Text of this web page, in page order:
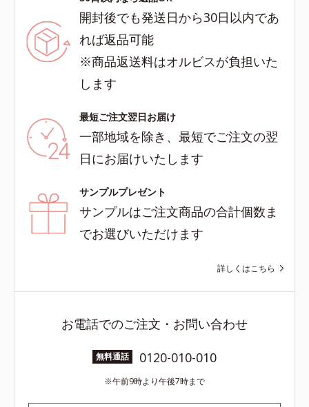
開封後でも発送日から30日以内であ
れば返品可能
※商品返送料はオルビスが負担いた
します
最短ご注文翌日お届け
一部地域を除き、最短でご注文の翌
日にお届けいたします
サンプルプレゼント
サンプルはご注文商品の合計個数ま
でお選びいただけます
詳しくはこちら
お電話でのご注文・お問い合わせ
無料通話 0120-010-010
午前9時より午後7時まで